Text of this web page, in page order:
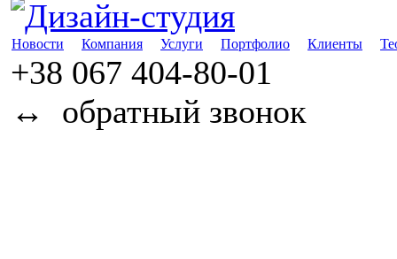
Новости Компания Услуги Портфолио Клиенты
+38 067 404-80-01
↔
обратный звонок